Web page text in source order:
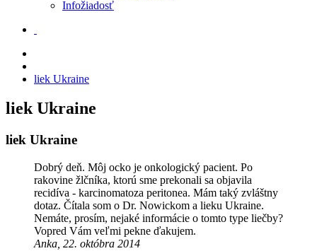
Infožiadosť
liek Ukraine
liek Ukraine
liek Ukraine
Dobrý deň. Môj ocko je onkologický pacient. Po
rakovine žlčníka, ktorú sme prekonali sa objavila
recidíva - karcinomatoza peritonea. Mám taký zvláštny
dotaz. Čítala som o Dr. Nowickom a lieku Ukraine.
Nemáte, prosím, nejaké informácie o tomto type liečby?
Vopred Vám veľmi pekne ďakujem.
Anka, 22. októbra 2014